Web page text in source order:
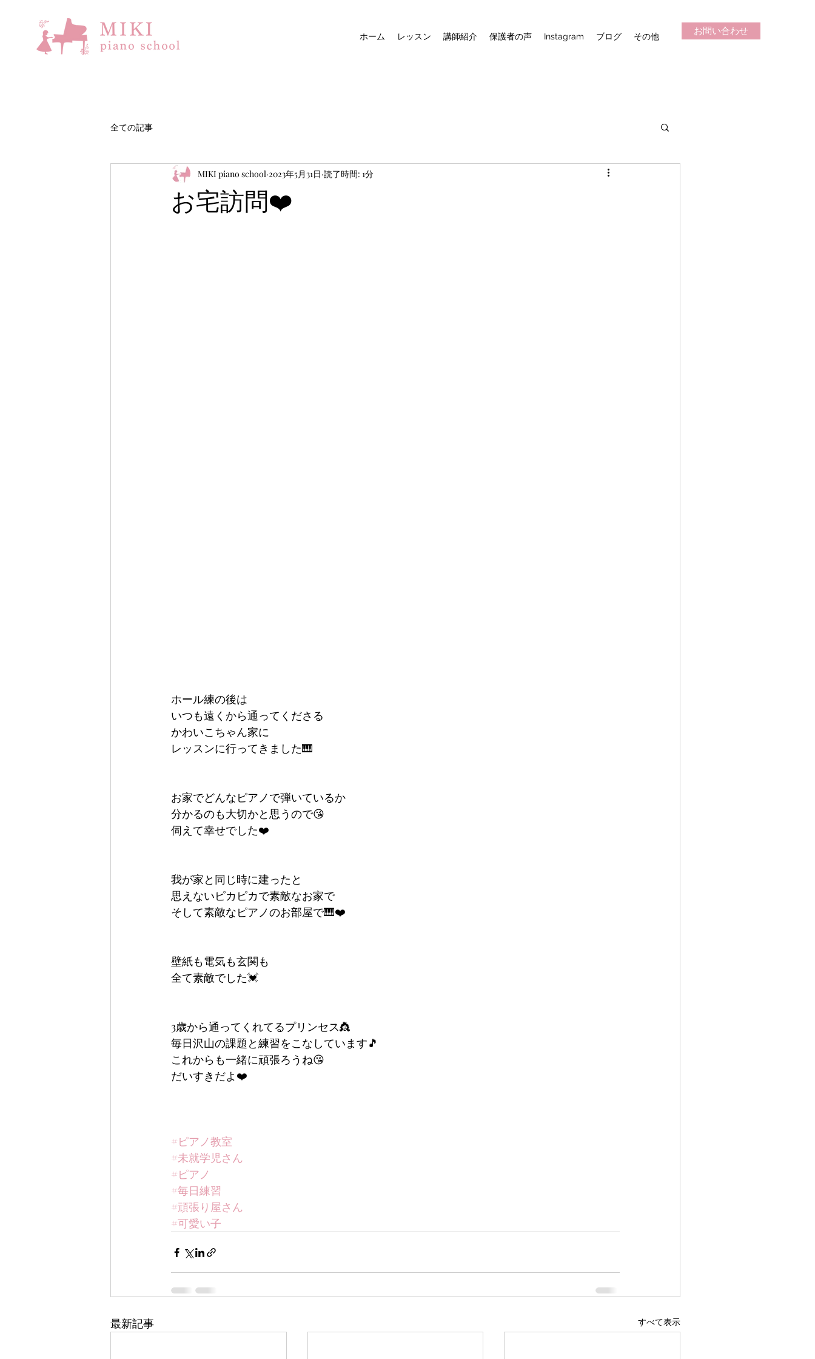
ホーム レッスン 講師紹介 保護者の声 Instagram ブログ その他 お問い合わせ
全ての記事
お宅訪問❤️
MIKI piano school 2023年5月31日 読了時間: 1分
ホール練の後は
いつも遠くから通ってくださる
かわいこちゃん家に
レッスンに行ってきました🎹
お家でどんなピアノで弾いているか
分かるのも大切かと思うので😘
伺えて幸せでした❤️
我が家と同じ時に建ったと
思えないピカピカで素敵なお家で
そして素敵なピアノのお部屋で🎹❤️
壁紙も電気も玄関も
全て素敵でした💓
3歳から通ってくれてるプリンセス👸
毎日沢山の課題と練習をこなしています🎵
これからも一緒に頑張ろうね😘
だいすきだよ❤️
#ピアノ教室
#未就学児さん
#ピアノ
#毎日練習
#頑張り屋さん
#可愛い子
最新記事 すべて表示